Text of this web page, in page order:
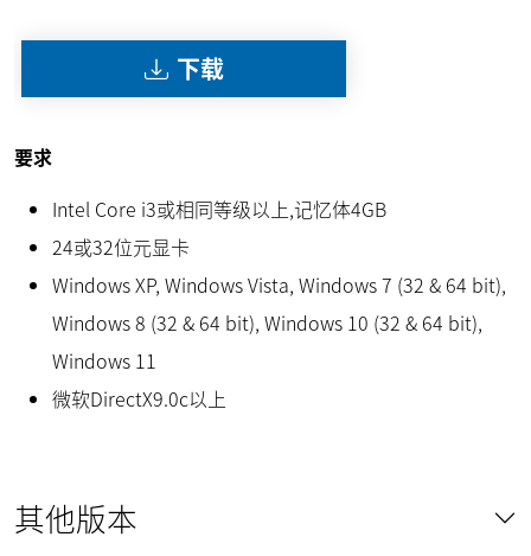
下载
要求
Intel Core i3或相同等级以上,记忆体4GB
24或32位元显卡
Windows XP, Windows Vista, Windows 7 (32 & 64 bit),
Windows 8 (32 & 64 bit), Windows 10 (32 & 64 bit),
Windows 11
微软DirectX9.0c以上
其他版本